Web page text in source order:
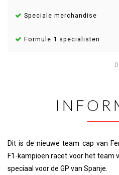
Speciale merchandise
Formule 1 specialisten
Dit is de nieuwe team cap van
F1-kampioen racet voor het team
speciaal voor de GP van Spanje.